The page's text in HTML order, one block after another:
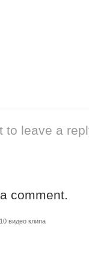
to leave a
comment.
видео клипа